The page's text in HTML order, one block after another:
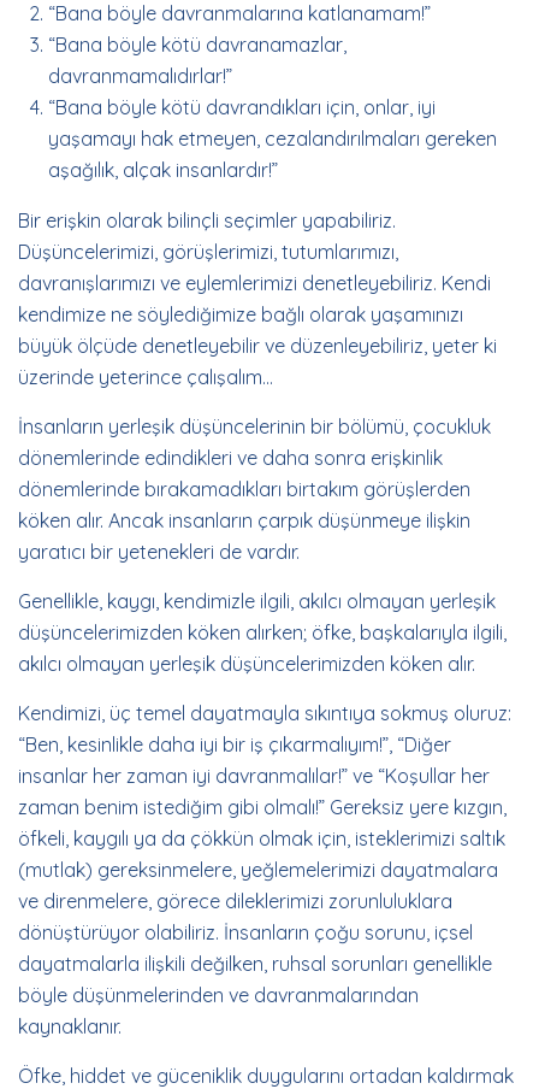
“Bana böyle davranmalarına katlanamam!”
“Bana böyle kötü davranamazlar,
davranmamalıdırlar!”
“Bana böyle kötü davrandıkları için, onlar, iyi
yaşamayı hak etmeyen, cezalandırılmaları gereken
aşağılık, alçak insanlardır!”
Bir erişkin olarak bilinçli seçimler yapabiliriz.
Düşüncelerimizi, görüşlerimizi, tutumlarımızı,
davranışlarımızı ve eylemlerimizi denetleyebiliriz. Kendi
kendimize ne söylediğimize bağlı olarak yaşamınızı
büyük ölçüde denetleyebilir ve düzenleyebiliriz, yeter ki
üzerinde yeterince çalışalım…
İnsanların yerleşik düşüncelerinin bir bölümü, çocukluk
dönemlerinde edindikleri ve daha sonra erişkinlik
dönemlerinde bırakamadıkları birtakım görüşlerden
köken alır. Ancak insanların çarpık düşünmeye ilişkin
yaratıcı bir yetenekleri de vardır.
Genellikle, kaygı, kendimizle ilgili, akılcı olmayan yerleşik
düşüncelerimizden köken alırken; öfke, başkalarıyla ilgili,
akılcı olmayan yerleşik düşüncelerimizden köken alır.
Kendimizi, üç temel dayatmayla sıkıntıya sokmuş oluruz:
“Ben, kesinlikle daha iyi bir iş çıkarmalıyım!”, “Diğer
insanlar her zaman iyi davranmalılar!” ve “Koşullar her
zaman benim istediğim gibi olmalı!” Gereksiz yere kızgın,
öfkeli, kaygılı ya da çökkün olmak için, isteklerimizi saltık
(mutlak) gereksinmelere, yeğlemelerimizi dayatmalara
ve direnmelere, görece dileklerimizi zorunluluklara
dönüştürüyor olabiliriz. İnsanların çoğu sorunu, içsel
dayatmalarla ilişkili değilken, ruhsal sorunları genellikle
böyle düşünmelerinden ve davranmalarından
kaynaklanır.
Öfke, hiddet ve güceniklik duygularını ortadan kaldırmak